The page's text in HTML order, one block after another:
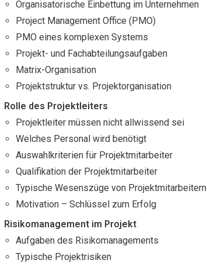
Organisatorische Einbettung im Unternehmen
Project Management Office (PMO)
PMO eines komplexen Systems
Projekt- und Fachabteilungsaufgaben
Matrix-Organisation
Projektstruktur vs. Projektorganisation
Rolle des Projektleiters
Projektleiter müssen nicht allwissend sei
Welches Personal wird benötigt
Auswahlkriterien für Projektmitarbeiter
Qualifikation der Projektmitarbeiter
Typische Wesenszüge von Projektmitarbeitern
Motivation – Schlüssel zum Erfolg
Risikomanagement im Projekt
Aufgaben des Risikomanagements
Typische Projektrisiken